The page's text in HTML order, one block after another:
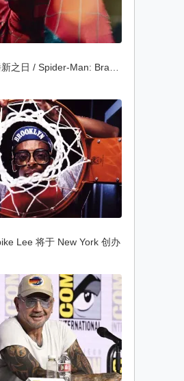
Lee 将于 New York 创办